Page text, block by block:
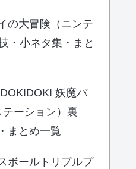
の大冒険（ニンテ
・小ネタ集・まと
妖魔バ
ーション）裏
まとめ一覧
ボールトリプルプ